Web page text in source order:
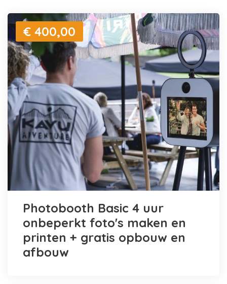
€ 400,00
Photobooth Basic 4 uur
onbeperkt foto's maken en
printen + gratis opbouw en
afbouw